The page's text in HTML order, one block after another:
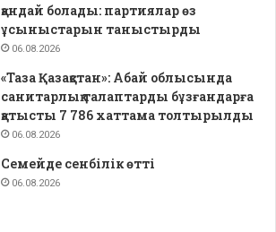
қандай болады: партиялар өз
ұсыныстарын таныстырды
06.08.2026
«Таза Қазақстан»: Абай облысында
санитарлық талаптарды бұзғандарға
қатысты 7 786 хаттама толтырылды
06.08.2026
Семейде сенбілік өтті
06.08.2026